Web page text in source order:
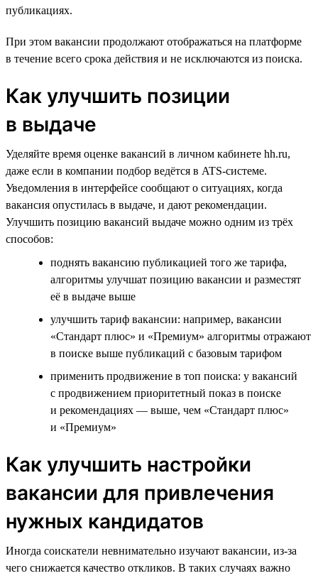
публикациях.
При этом вакансии продолжают отображаться на платформе
в течение всего срока действия и не исключаются из поиска.
Как улучшить позиции
в выдаче
Уделяйте время оценке вакансий в личном кабинете hh.ru,
даже если в компании подбор ведётся в ATS-системе.
Уведомления в интерфейсе сообщают о ситуациях, когда
вакансия опустилась в выдаче, и дают рекомендации.
Улучшить позицию вакансий выдаче можно одним из трёх
способов:
поднять вакансию публикацией того же тарифа,
алгоритмы улучшат позицию вакансии и разместят
её в выдаче выше
улучшить тариф вакансии: например, вакансии
«Стандарт плюс» и «Премиум» алгоритмы отражают
в поиске выше публикаций с базовым тарифом
применить продвижение в топ поиска: у вакансий
с продвижением приоритетный показ в поиске
и рекомендациях — выше, чем «Стандарт плюс»
и «Премиум»
Как улучшить настройки
вакансии для привлечения
нужных кандидатов
Иногда соискатели невнимательно изучают вакансии, из-за
чего снижается качество откликов. В таких случаях важно